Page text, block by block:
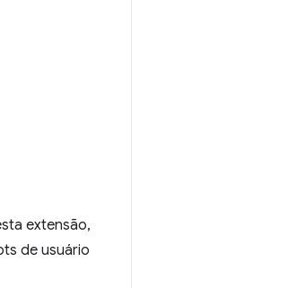
extensão,
de usuário